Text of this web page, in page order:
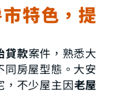
特色，提
貸款案件，熟悉大
同房屋型態。大安
，不少屋主因老屋